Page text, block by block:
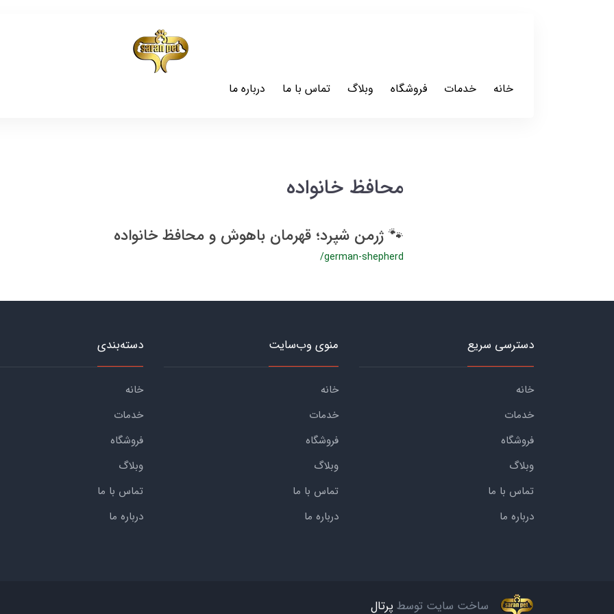
خانه خدمات فروشگاه وبلاگ تماس با ما درباره ما
محافظ خانواده
🐾 ژرمن شپرد؛ قهرمان باهوش و محافظ خانواده
/german-shepherd
دسترسی سریع
خانه
خدمات
فروشگاه
وبلاگ
تماس با ما
درباره ما
منوی وب‌سایت
خانه
خدمات
فروشگاه
وبلاگ
تماس با ما
درباره ما
دسته‌بندی
خانه
خدمات
فروشگاه
وبلاگ
تماس با ما
درباره ما
ساخت سایت توسط پرتال